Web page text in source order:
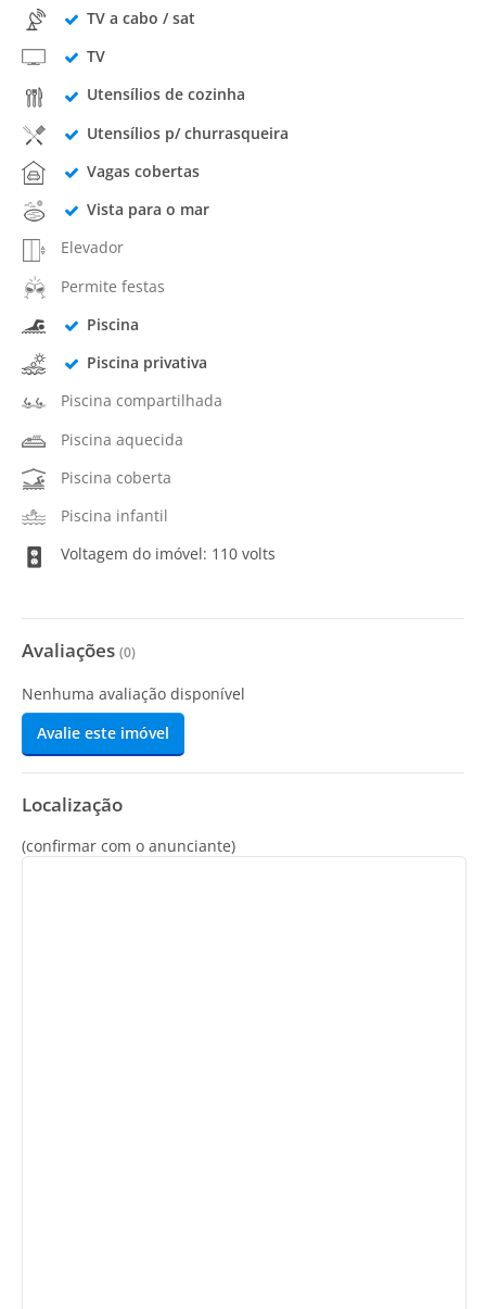
TV a cabo / sat
TV
Utensílios de cozinha
Utensílios p/ churrasqueira
Vagas cobertas
Vista para o mar
Elevador
Permite festas
Piscina
Piscina privativa
Piscina compartilhada
Piscina aquecida
Piscina coberta
Piscina infantil
Voltagem do imóvel: 110 volts
Avaliações (0)
Nenhuma avaliação disponível
Avalie este imóvel
Localização
(confirmar com o anunciante)